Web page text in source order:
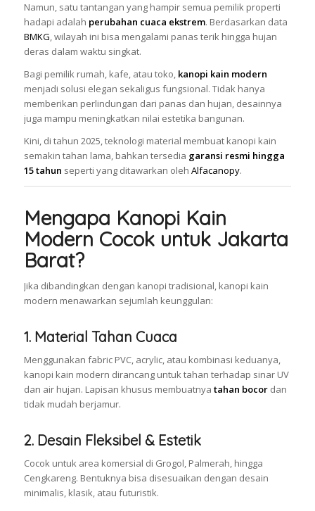
Namun, satu tantangan yang hampir semua pemilik properti
hadapi adalah perubahan cuaca ekstrem. Berdasarkan data
BMKG, wilayah ini bisa mengalami panas terik hingga hujan
deras dalam waktu singkat.
Bagi pemilik rumah, kafe, atau toko, kanopi kain modern
menjadi solusi elegan sekaligus fungsional. Tidak hanya
memberikan perlindungan dari panas dan hujan, desainnya
juga mampu meningkatkan nilai estetika bangunan.
Kini, di tahun 2025, teknologi material membuat kanopi kain
semakin tahan lama, bahkan tersedia garansi resmi hingga
15 tahun seperti yang ditawarkan oleh Alfacanopy.
Mengapa Kanopi Kain
Modern Cocok untuk Jakarta
Barat?
Jika dibandingkan dengan kanopi tradisional, kanopi kain
modern menawarkan sejumlah keunggulan:
1. Material Tahan Cuaca
Menggunakan fabric PVC, acrylic, atau kombinasi keduanya,
kanopi kain modern dirancang untuk tahan terhadap sinar UV
dan air hujan. Lapisan khusus membuatnya tahan bocordan
tidak mudah berjamur.
2. Desain Fleksibel & Estetik
Cocok untuk area komersial di Grogol, Palmerah, hingga
Cengkareng. Bentuknya bisa disesuaikan dengan desain
minimalis, klasik, atau futuristik.